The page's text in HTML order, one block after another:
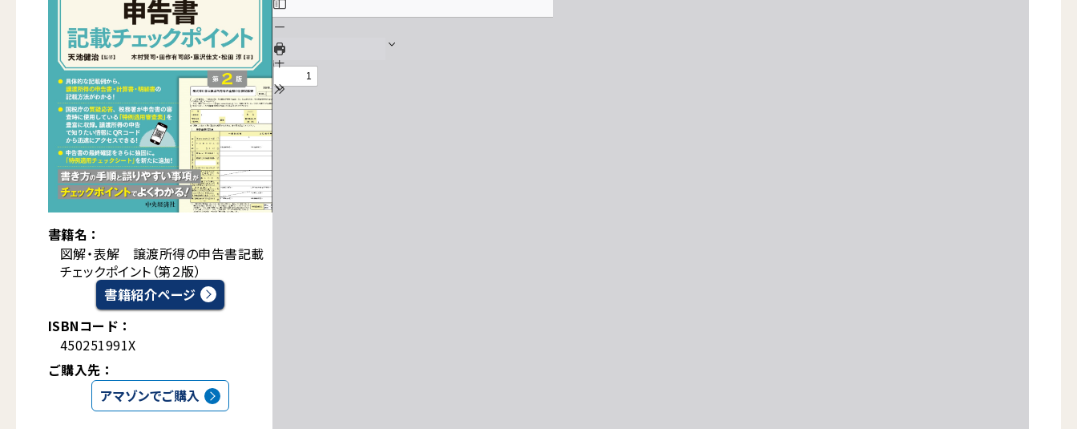
書籍名：
図解・表解 譲渡所得の申告書記載
チェックポイント（第２版）
書籍紹介ページ
ISBNコード：
450251991X
ご購入先：
アマゾンでご購入